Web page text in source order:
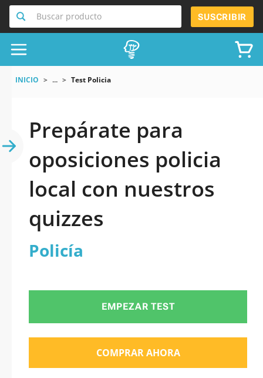
Buscar producto SUSCRIBIR
INICIO ... Test Policia
Prepárate para
oposiciones policia
local con nuestros
quizzes
Policía
EMPEZAR TEST
COMPRAR AHORA